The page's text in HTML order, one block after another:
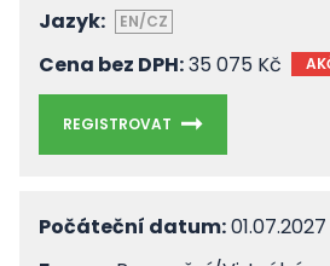
Jazyk:
EN/CZ
Cena bez DPH:35 075 Kč
REGISTROVAT
Počáteční datum:01.07.2027